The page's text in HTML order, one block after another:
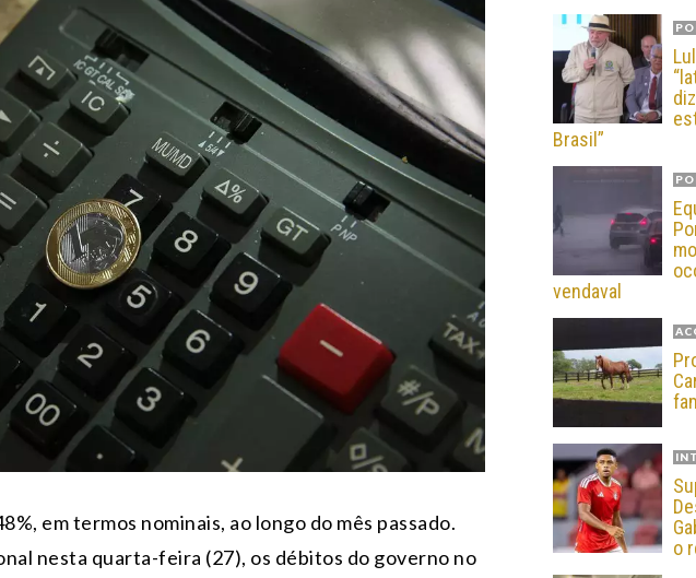
em termos nominais, ao longo do mês passado.
nesta quarta-feira (27), os débitos do governo no
Brasil”
vendaval
o